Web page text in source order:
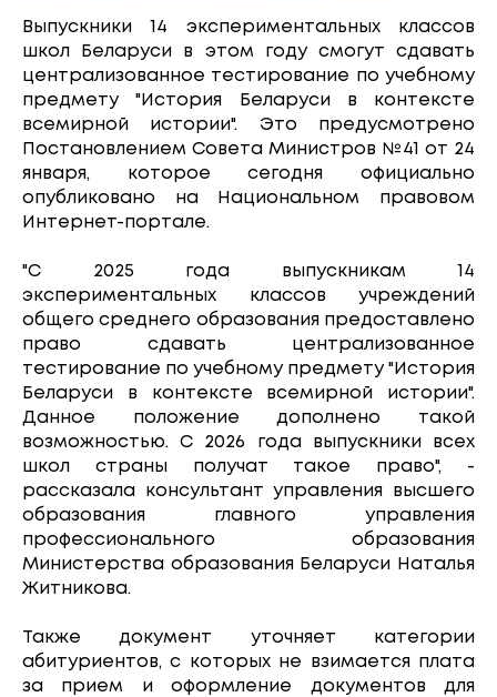
Выпускники 14 экспериментальных классов
школ Беларуси в этом году смогут сдавать
централизованное тестирование по учебному
предмету "История Беларуси в контексте
всемирной истории". Это предусмотрено
Постановлением Совета Министров №41 от 24
января, которое сегодня официально
опубликовано на Национальном правовом
Интернет-портале.
"С 2025 года выпускникам 14
экспериментальных классов учреждений
общего среднего образования предоставлено
право сдавать централизованное
тестирование по учебному предмету "История
Беларуси в контексте всемирной истории".
Данное положение дополнено такой
возможностью. С 2026 года выпускники всех
школ страны получат такое право", -
рассказала консультант управления высшего
образования главного управления
профессионального образования
Министерства образования Беларуси Наталья
Житникова.
Также документ уточняет категории
абитуриентов, с которых не взимается плата
за прием и оформление документов для